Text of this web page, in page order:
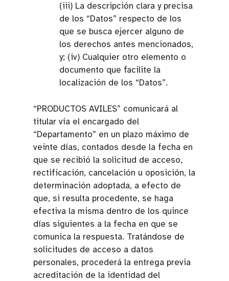
(iii) La descripción clara y precisa
de los “Datos” respecto de los
que se busca ejercer alguno de
los derechos antes mencionados,
y; (iv) Cualquier otro elemento o
documento que facilite la
localización de los “Datos”.
“PRODUCTOS AVILES” comunicará al
titular vía el encargado del
“Departamento” en un plazo máximo de
veinte días, contados desde la fecha en
que se recibió la solicitud de acceso,
rectificación, cancelación u oposición, la
determinación adoptada, a efecto de
que, si resulta procedente, se haga
efectiva la misma dentro de los quince
días siguientes a la fecha en que se
comunica la respuesta. Tratándose de
solicitudes de acceso a datos
personales, procederá la entrega previa
acreditación de la identidad del